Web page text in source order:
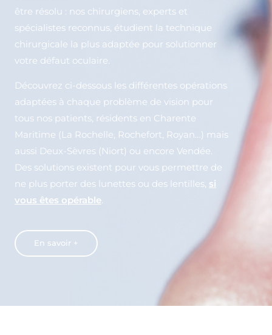
être résolu : nos chirurgiens, experts et
spécialistes reconnus, étudient la technique
chirurgicale la plus adaptée pour solutionner
votre défaut oculaire.
Découvrez ci-dessous les différentes opérations
adaptées à chaque problème de vision pour
tous nos patients, résidents en Charente
Maritime (La Rochelle, Rochefort, Royan…) mais
aussi Deux-Sèvres (Niort) ou encore Vendée.
Des solutions existent pour vous permettre de
ne plus porter des lunettes ou des lentilles, si
vous êtes opérable.
En savoir +